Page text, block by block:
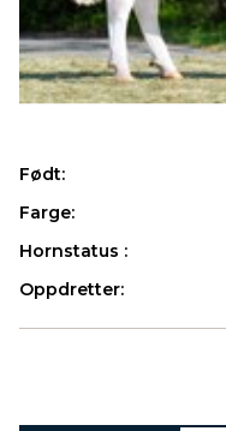
Født:
Farge:
Hornstatus :
Oppdretter: